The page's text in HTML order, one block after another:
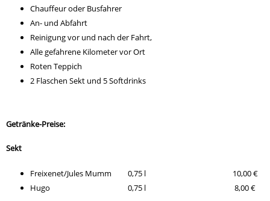
Chauffeur oder Busfahrer
An- und Abfahrt
Reinigung vor und nach der Fahrt,
Alle gefahrene Kilometer vor Ort
Roten Teppich
2 Flaschen Sekt und 5 Softdrinks
Getränke-Preise:
Sekt
Freixenet/Jules Mumm 0,75 l 10,00 €
Hugo 0,75 l 8,00 €